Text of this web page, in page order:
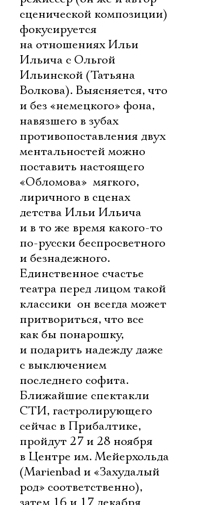
сценической композиции)
фокусируется
на отношениях Ильи
Ильича с Ольгой
Ильинской (Татьяна
Волкова). Выясняется, что
и без «немецкого» фона,
навязшего в зубах
противопоставления двух
ментальностей можно
поставить настоящего
«Обломова»  мягкого,
лиричного в сценах
детства Ильи Ильича
и в то же время какого-то
по-русски беспросветного
и безнадежного.
Единственное счастье
театра перед лицом такой
классики  он всегда может
притвориться, что все
как бы понарошку,
и подарить надежду даже
с выключением
последнего софита.
Ближайшие спектакли
СТИ, гастролирующего
сейчас в Прибалтике,
пройдут 27 и 28 ноября
в Центре им. Мейерхольда
(Marienbad и «Захудалый
род» соответственно),